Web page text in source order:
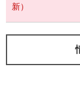
新）